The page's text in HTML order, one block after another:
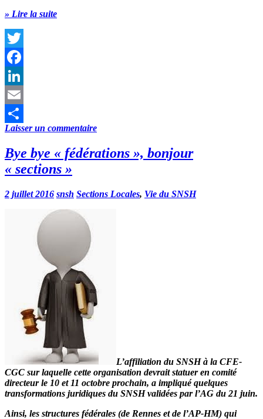
» Lire la suite
Twitter
Facebook
LinkedIn
Email
Partager
Laisser un commentaire
Bye bye « fédérations », bonjour
« sections »
2 juillet 2016 snsh Sections Locales, Vie du SNSH
L’affiliation du SNSH à la CFE-
CGC sur laquelle cette organisation devrait statuer en comité
directeur le 10 et 11 octobre prochain, a impliqué quelques
transformations juridiques du SNSH validées par l’AG du 21 juin.
Ainsi, les structures fédérales (de Rennes et de l’AP-HM) qui